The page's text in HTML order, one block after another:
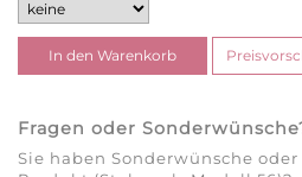
Fragen oder
Sie haben Sonderwünsche